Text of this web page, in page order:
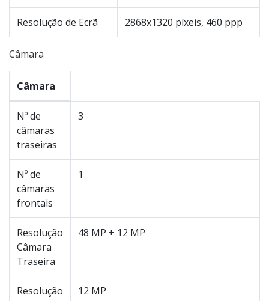
Resolução de Ecrã 2868x1320 píxeis, 460 ppp
Câmara
Câmara
Nº de
câmaras
traseiras
3
Nº de
câmaras
frontais
1
Resolução
Câmara
Traseira
48 MP + 12 MP
Resolução
12 MP